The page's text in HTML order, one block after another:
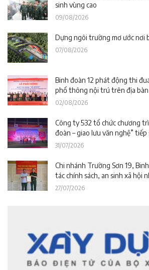
sinh vùng cao
09/08/2026
Dựng ngôi trường mơ ước nơi
07/08/2026
Binh đoàn 12 phát động thi
phổ thông nội trú trên địa bàn
02/08/2026
Công ty 532 tổ chức chương
đoàn – giao lưu văn nghệ” tiếp sức công trường tại dự
án Trường phổ thông nội trú
31/07/2026
Chi nhánh Trường Sơn 19,
tác chính sách, an sinh xã hội
Ngày Thương binh – Liệt sĩ
27/07/2026